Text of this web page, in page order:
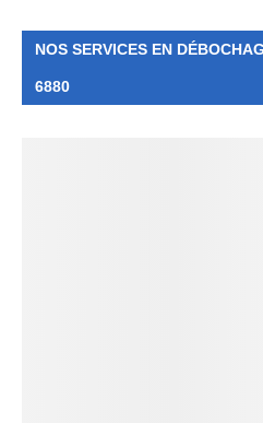
NOS SERVICES EN
6880